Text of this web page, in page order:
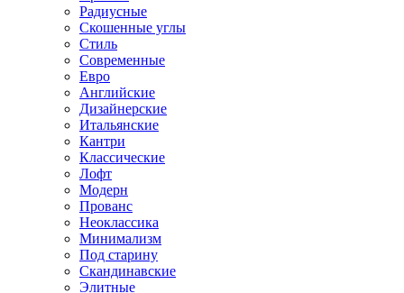
Радиусные
Скошенные углы
Стиль
Современные
Евро
Английские
Дизайнерские
Итальянские
Кантри
Классические
Лофт
Модерн
Прованс
Неоклассика
Минимализм
Под старину
Скандинавские
Элитные